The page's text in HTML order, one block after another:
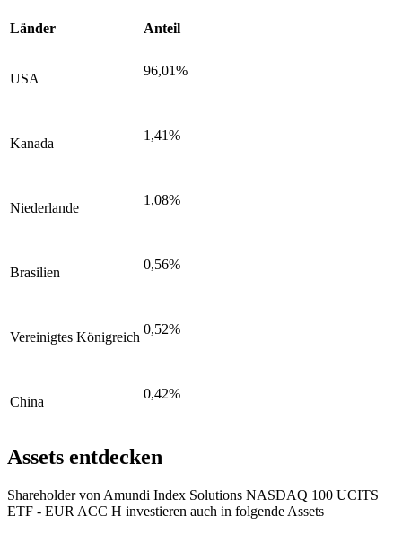
Länder Anteil
USA
96,01%
Kanada
1,41%
Niederlande
1,08%
Brasilien
0,56%
Vereinigtes Königreich
0,52%
China
0,42%
Assets entdecken
Shareholder von Amundi Index Solutions NASDAQ 100 UCITS
ETF - EUR ACC H investieren auch in folgende Assets